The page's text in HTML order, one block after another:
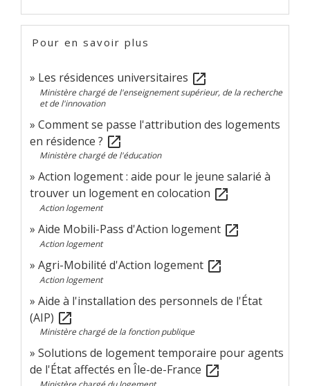
Pour en savoir plus
Les résidences universitaires open_in_new
Ministère chargé de l'enseignement supérieur, de la recherche
et de l'innovation
Comment se passe l'attribution des logements
en résidence ? open_in_new
Ministère chargé de l'éducation
Action logement : aide pour le jeune salarié à
trouver un logement en colocation open_in_new
Action logement
Aide Mobili-Pass d'Action logement open_in_new
Action logement
Agri-Mobilité d'Action logement open_in_new
Action logement
Aide à l'installation des personnels de l'État
(AIP) open_in_new
Ministère chargé de la fonction publique
Solutions de logement temporaire pour agents
de l'État affectés en Île-de-France open_in_new